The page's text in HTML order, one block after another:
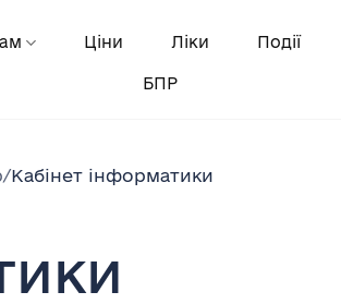
Ціни Ліки Події
БПР
/Кабінет інформатики